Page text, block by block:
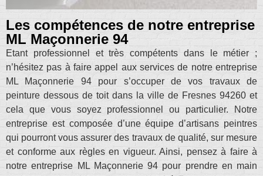
Les compétences de notre entreprise
ML Maçonnerie 94
Etant professionnel et très compétents dans le métier ;
n’hésitez pas à faire appel aux services de notre entreprise
ML Maçonnerie 94 pour s’occuper de vos travaux de
peinture dessous de toit dans la ville de Fresnes 94260 et
cela que vous soyez professionnel ou particulier. Notre
entreprise est composée d’une équipe d’artisans peintres
qui pourront vous assurer des travaux de qualité, sur mesure
et conforme aux règles en vigueur. Ainsi, pensez à faire à
notre entreprise ML Maçonnerie 94 pour prendre en main